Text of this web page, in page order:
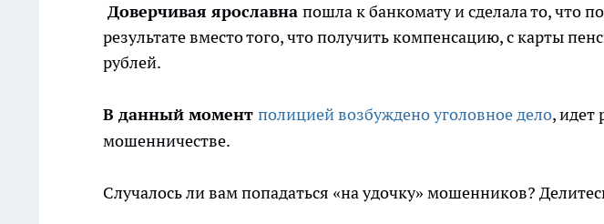
Доверчивая ярославна пошла к банкомату и сделала то, что
результате вместо того, что получить компенсацию, с карты
рублей.
В данный момент полицией возбуждено уголовное дело, идет
мошенничестве.
Случалось ли вам попадаться «на удочку» мошенников?